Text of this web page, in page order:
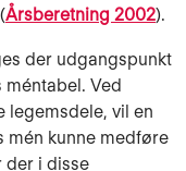
Årsberetning 2002).
der udgangspunkt
Ved
legemsdele, vil en
kunne medføre
der i disse